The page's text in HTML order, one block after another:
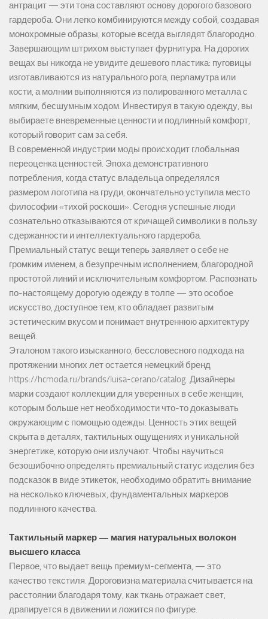
антрацит — эти тона составляют основу дорогого базового
гардероба. Они легко комбинируются между собой, создавая
монохромные образы, которые всегда выглядят благородно.
Завершающим штрихом выступает фурнитура. На дорогих
вещах вы никогда не увидите дешевого пластика: пуговицы
изготавливаются из натурального рога, перламутра или
кости, а молнии выполняются из полированного металла с
мягким, бесшумным ходом. Инвестируя в такую одежду, вы
выбираете вневременные ценности и подлинный комфорт,
который говорит сам за себя.
В современной индустрии моды происходит глобальная
переоценка ценностей. Эпоха демонстративного
потребления, когда статус владельца определялся
размером логотипа на груди, окончательно уступила место
философии «тихой роскоши». Сегодня успешные люди
сознательно отказываются от кричащей символики в пользу
сдержанности и интеллектуального гардероба.
Премиальный статус вещи теперь заявляет о себе не
громким именем, а безупречным исполнением, благородной
простотой линий и исключительным комфортом. Распознать
по-настоящему дорогую одежду в толпе — это особое
искусство, доступное тем, кто обладает развитым
эстетическим вкусом и понимает внутреннюю архитектуру
вещей.
Эталоном такого изысканного, бессловесного подхода на
протяжении многих лет остается немецкий бренд
https://hcmoda.ru/brands/luisa-cerano/catalog. Дизайнеры
марки создают коллекции для уверенных в себе женщин,
которым больше нет необходимости что-то доказывать
окружающим с помощью одежды. Ценность этих вещей
скрыта в деталях, тактильных ощущениях и уникальной
энергетике, которую они излучают. Чтобы научиться
безошибочно определять премиальный статус изделия без
подсказок в виде этикеток, необходимо обратить внимание
на несколько ключевых, фундаментальных маркеров
подлинного качества.
Тактильный маркер — магия натуральных волокон
высшего класса
Первое, что выдает вещь премиум-сегмента, — это
качество текстиля. Дороговизна материала считывается на
расстоянии благодаря тому, как ткань отражает свет,
драпируется в движении и ложится по фигуре.